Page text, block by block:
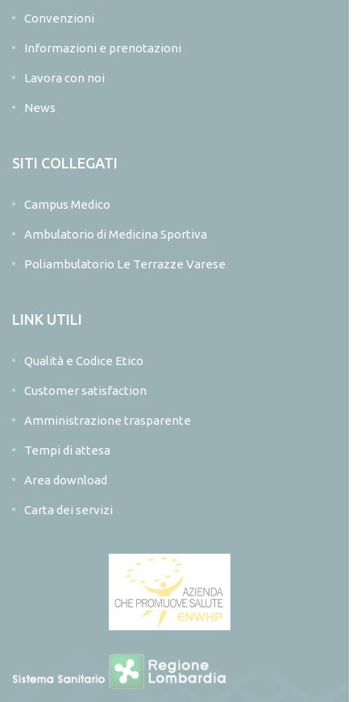
Convenzioni
Informazioni e prenotazioni
Lavora con noi
News
SITI COLLEGATI
Campus Medico
Ambulatorio di Medicina Sportiva
Poliambulatorio Le Terrazze Varese
LINK UTILI
Qualità e Codice Etico
Customer satisfaction
Amministrazione trasparente
Tempi di attesa
Area download
Carta dei servizi